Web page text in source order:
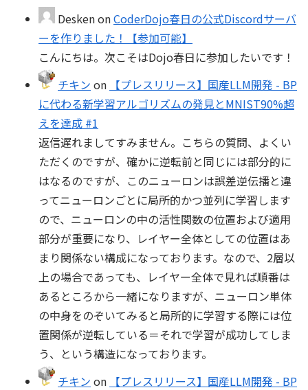
DeskenonCoderDojo春日の公式Discordサーバ
ーを作りました！【参加可能】
こんにちは。次こそはDojo春日に参加したいです！
チキン on 【プレスリリース】国産LLM開発 - BP
に代わる新学習アルゴリズムの発見とMNIST90%超
えを達成 #1
返信遅れましてすみません。こちらの質問、よくい
ただくのですが、確かに逆転前と同じには部分的に
はなるのですが、このニューロンは誤差逆伝播と違
ってニューロンごとに局所的かつ並列に学習します
ので、ニューロンの中の活性関数の位置および適用
部分が重要になり、レイヤー全体としての位置はあ
まり関係ない構成になっております。なので、2層以
上の場合であっても、レイヤー全体で見れば順番は
あるところから一緒になりますが、ニューロン単体
の中身をのぞいてみると局所的に学習する際には位
置関係が逆転している＝それで学習が成功してしま
う、という構造になっております。
チキン on 【プレスリリース】国産LLM開発 - BP